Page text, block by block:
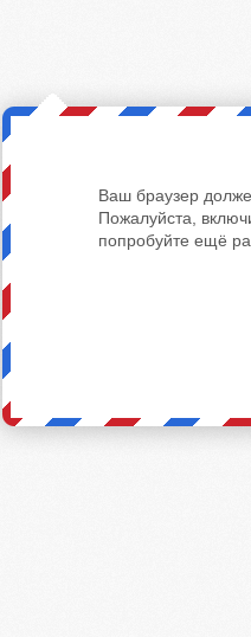
Ваш браузер
Пожалуйста,
попробуйте ещё